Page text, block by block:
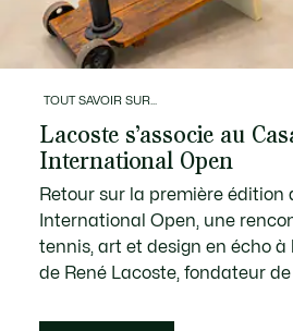
TOUT SAVOIR SUR...
Lacoste s’associe au
International Open
Retour sur la première édition
International Open, une
tennis, art et design en écho à
de René Lacoste, fondateur